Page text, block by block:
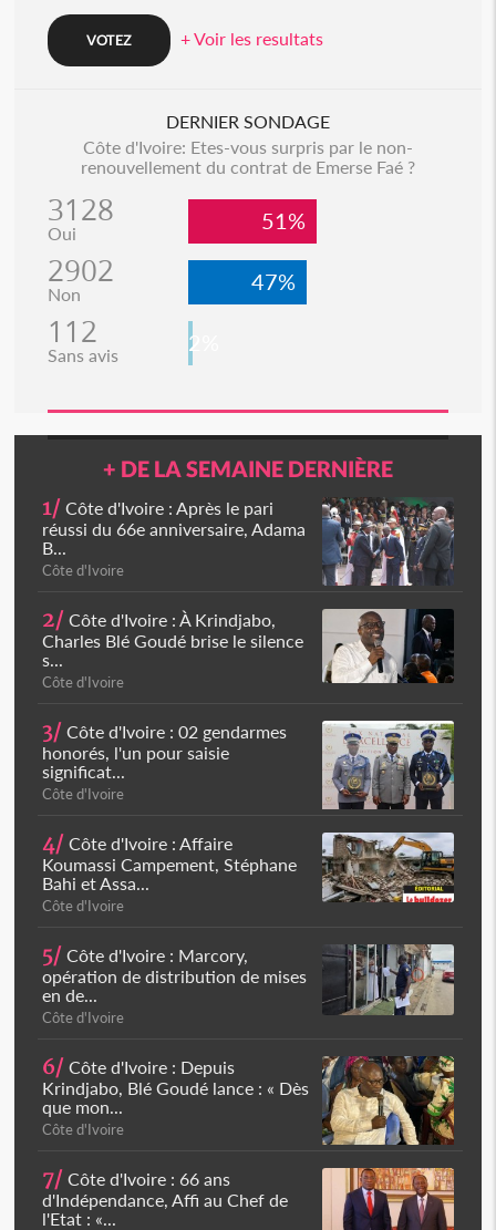
+ Voir les resultats
DERNIER SONDAGE
Côte d'Ivoire: Etes-vous surpris par le non-
renouvellement du contrat de Emerse Faé ?
3128
Oui 51%
2902
Non 47%
112
Sans avis 2%
+ DE LA SEMAINE DERNIÈRE
1/ Côte d'Ivoire : Après le pari
réussi du 66e anniversaire, Adama
B...
Côte d'Ivoire
2/ Côte d'Ivoire : À Krindjabo,
Charles Blé Goudé brise le silence
s...
Côte d'Ivoire
3/ Côte d'Ivoire : 02 gendarmes
honorés, l'un pour saisie
significat...
Côte d'Ivoire
4/ Côte d'Ivoire : Affaire
Koumassi Campement, Stéphane
Bahi et Assa...
Côte d'Ivoire
5/ Côte d'Ivoire : Marcory,
opération de distribution de mises
en de...
Côte d'Ivoire
6/ Côte d'Ivoire : Depuis
Krindjabo, Blé Goudé lance : « Dès
que mon...
Côte d'Ivoire
7/ Côte d'Ivoire : 66 ans
d'Indépendance, Affi au Chef de
l'Etat : «...